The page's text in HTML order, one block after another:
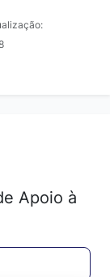
Apoio à